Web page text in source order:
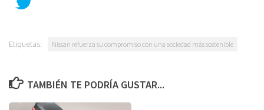
Etiquetas: Nissan refuerza su compromiso con una sociedad más sostenible
TAMBIÉN TE PODRÍA GUSTAR...